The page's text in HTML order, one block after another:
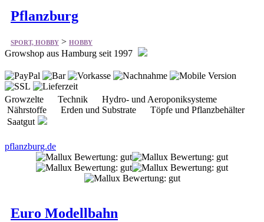
Pflanzburg
SPORT, HOBBY > HOBBY
Growshop aus Hamburg seit 1997
Growzelte Technik Hydro- und Aeroponiksysteme
Nährstoffe Erden und Substrate Töpfe und Pflanzbehälter
Saatgut
pflanzburg.de
Euro Modellbahn